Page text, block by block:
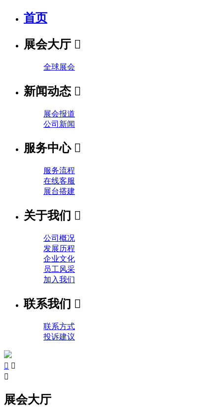
首页
展会大厅 
全球展会
新闻动态 
展会报道
公司新闻
服务中心 
服务流程
在线客服
展台搭建
关于我们 
公司概况
发展历程
企业文化
员工风采
加入我们
联系我们 
联系方式
投诉建议
 

展会大厅